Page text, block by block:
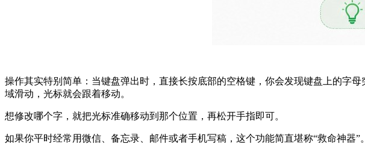
操作其实特别简单：当键盘弹出时，直接长按底部的空格键，你会发现键盘上的字
域滑动，光标就会跟着移动。
想修改哪个字，就把光标准确移动到那个位置，再松开手指即可。
如果你平时经常用微信、备忘录、邮件或者手机写稿，这个功能简直堪称“救命神器